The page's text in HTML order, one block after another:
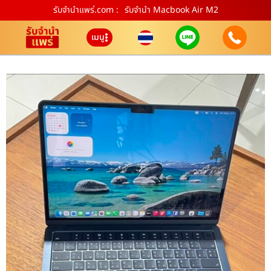
รับจํานําแพร่.com : รับจำนำ Macbook Air M2
เมนู